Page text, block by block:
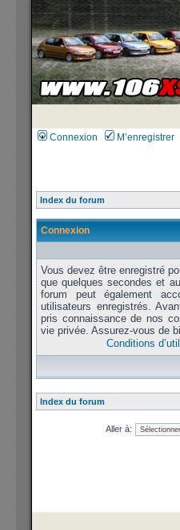
Connexion M’enregistrer
Index du forum
Connexion
Vous devez être enregistré
que quelques secondes et
forum peut également
utilisateurs enregistrés.
pris connaissance de nos
vie privée. Assurez-vous de
Conditions
Index du forum
Aller à: